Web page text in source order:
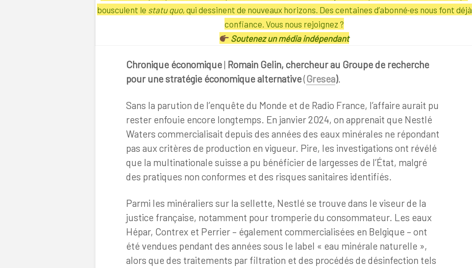
bousculent le statu quo, qui dessinent de nouveaux horizons. Des centaines d’abonné·es nous font déjà
confiance. Vous nous rejoignez ?
Soutenez un média indépendant
Chronique économique| Romain Gelin, chercheur au Groupe de recherche
pour une stratégie économique alternative(Gresea).
Sans la parution de l’enquête du Monde et de Radio France, l’affaire aurait pu
rester enfouie encore longtemps. En janvier 2024, on apprenait que Nestlé
Waters commercialisait depuis des années des eaux minérales ne répondant
pas aux critères de production en vigueur. Pire, les investigations ont révélé
que la multinationale suisse a pu bénéficier de largesses de l’État, malgré
des pratiques non conformes et des risques sanitaires identifiés.
Parmi les minéraliers sur la sellette, Nestlé se trouve dans le viseur de la
justice française, notamment pour tromperie du consommateur. Les eaux
Hépar, Contrex et Perrier – également commercialisées en Belgique – ont
été vendues pendant des années sous le label « eau minérale naturelle »,
alors que des traitements par filtration et des procédés de désinfection tels